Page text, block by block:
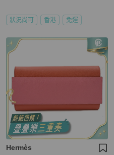
狀況尚可 香港 免運
Hermès